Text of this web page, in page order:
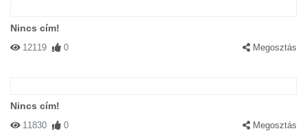
Nincs cím!
12119 0 Megosztás
Nincs cím!
11830 0 Megosztás